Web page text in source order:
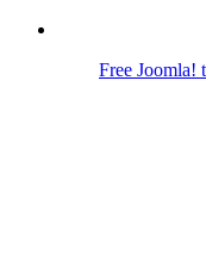
Free Joomla!